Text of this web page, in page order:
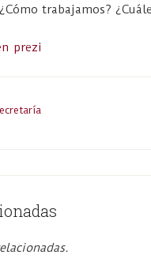
trabajamos?
prezi